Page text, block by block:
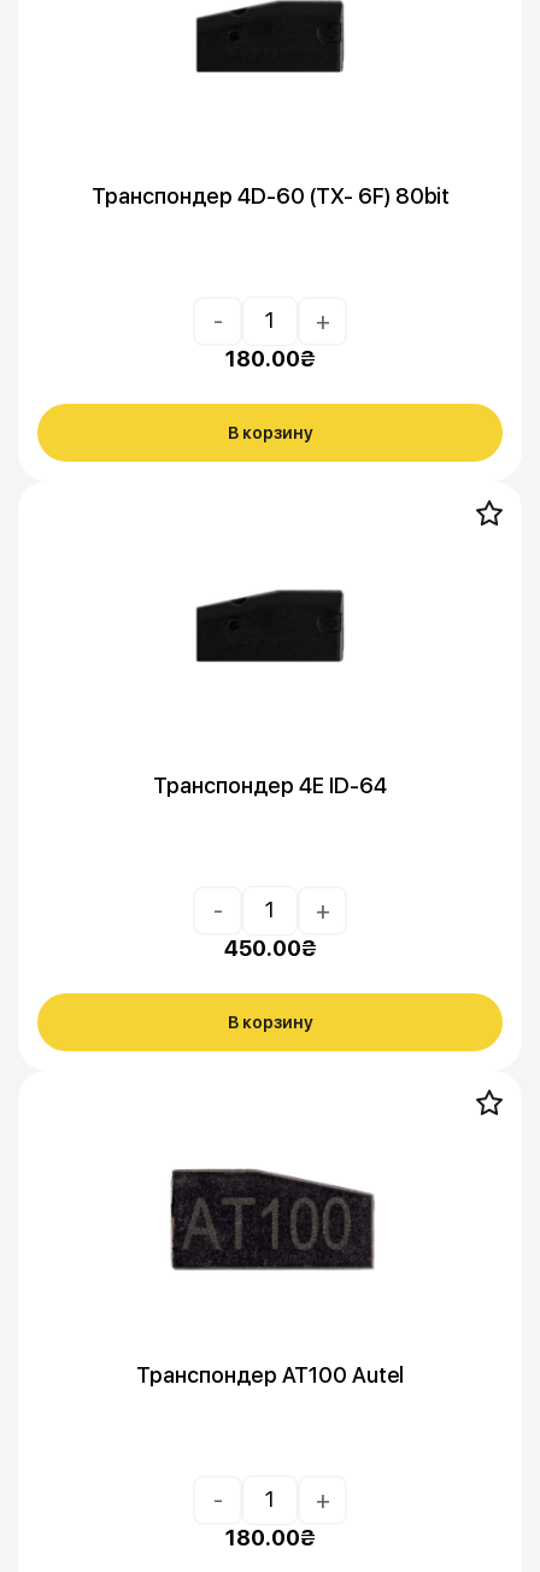
Транспондер 4D-60 (TX- 6F) 80bit
- +
180.00₴
В корзину
Транспондер 4E ID-64
- +
450.00₴
В корзину
Транспондер AT100 Autel
- +
180.00₴